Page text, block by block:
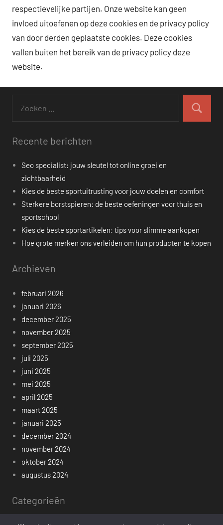
respectievelijke partijen. Onze website kan geen
invloed uitoefenen op deze cookies en de privacy policy
van door derden geplaatste cookies. Deze cookies
vallen buiten het bereik van de privacy policy deze
website.
naar:
Zoeken
Recente berichten
Seo specialist: jouw sleutel tot online groei en
zichtbaarheid
Kies de beste sportuitrusting voor jouw doelen en comfort
Sterkere borstspieren: de beste oefeningen voor thuis en
sportschool
Kies de beste sportartikelen: tips voor slimme aankopen
Hoe grote merken ons verleiden om hun producten te kopen
Archieven
februari 2026
januari 2026
december 2025
november 2025
september 2025
juli 2025
juni 2025
mei 2025
april 2025
maart 2025
januari 2025
december 2024
november 2024
oktober 2024
augustus 2024
Categorieën